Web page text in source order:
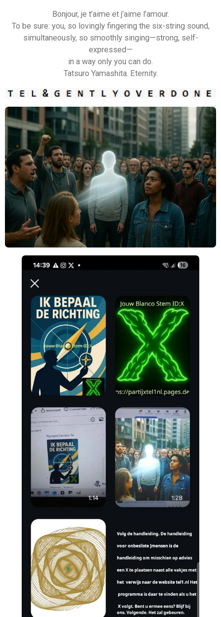
Bonjour, je t’aime et j’aime l’amour.
To be sure: you, so lovingly fingering the six-string sound,
simultaneously, so smoothly singing—strong, self-
expressed—
in a way only you can do.
Tatsuro Yamashita. Eternity.